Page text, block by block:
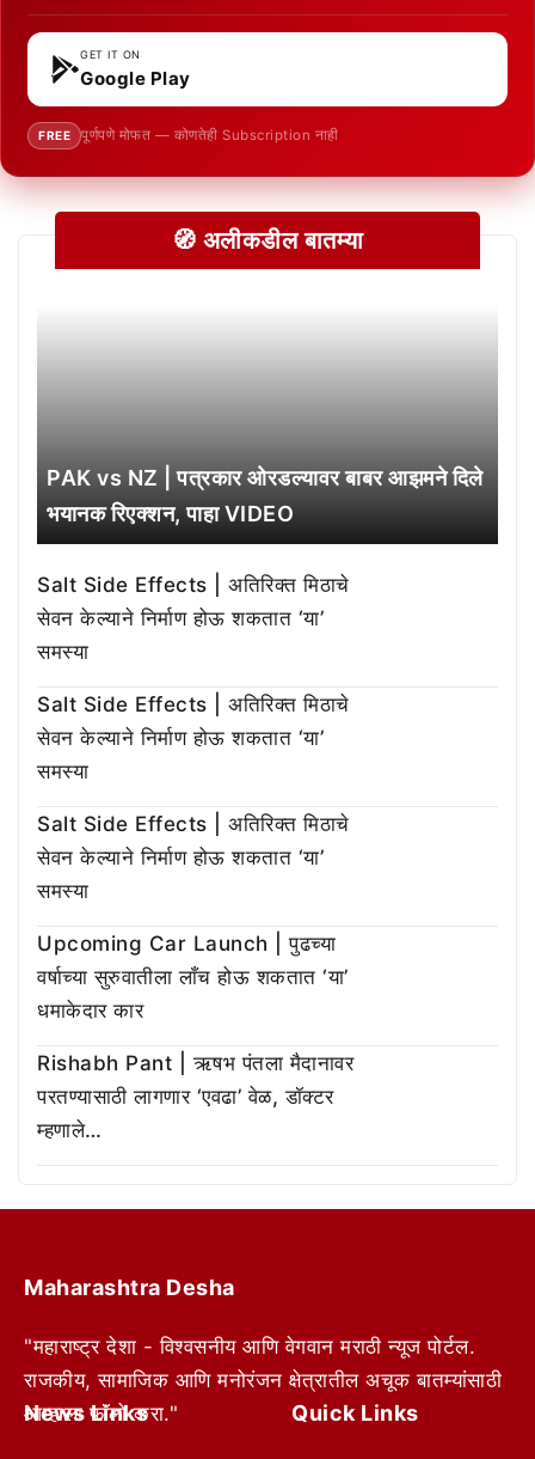
GET IT ON
Google Play
FREE पूर्णपणे मोफत — कोणतेही Subscription नाही
🧭 अलीकडील बातम्या
PAK vs NZ | पत्रकार ओरडल्यावर बाबर आझमने दिले
भयानक रिएक्शन, पाहा VIDEO
Salt Side Effects | अतिरिक्त मिठाचे
सेवन केल्याने निर्माण होऊ शकतात ‘या’
समस्या
Salt Side Effects | अतिरिक्त मिठाचे
सेवन केल्याने निर्माण होऊ शकतात ‘या’
समस्या
Salt Side Effects | अतिरिक्त मिठाचे
सेवन केल्याने निर्माण होऊ शकतात ‘या’
समस्या
Upcoming Car Launch | पुढच्या
वर्षाच्या सुरुवातीला लाँच होऊ शकतात ‘या’
धमाकेदार कार
Rishabh Pant | ऋषभ पंतला मैदानावर
परतण्यासाठी लागणार ‘एवढा’ वेळ, डॉक्टर
म्हणाले…
Maharashtra Desha
"महाराष्ट्र देशा - विश्वसनीय आणि वेगवान मराठी न्यूज पोर्टल.
राजकीय, सामाजिक आणि मनोरंजन क्षेत्रातील अचूक बातम्यांसाठी
आम्हाला फॉलो करा."
News Links Quick Links